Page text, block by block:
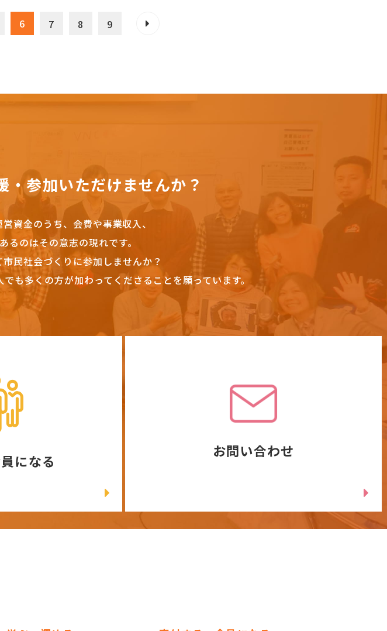
6 7 8 9
・参加いただけませんか？
営資金のうち、会費や事業収入、
るのはその意志の現れです。
民社会づくりに参加しませんか？
も多くの方が加わってくださることを願っています。
になる
お問い合わせ